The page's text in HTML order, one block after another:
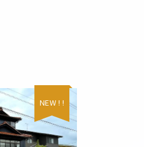
NEW ! !